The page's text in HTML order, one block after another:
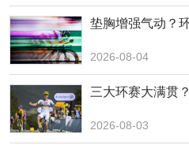
垫胸增强气动？
2026-08-04
三大环赛大满贯
2026-08-03